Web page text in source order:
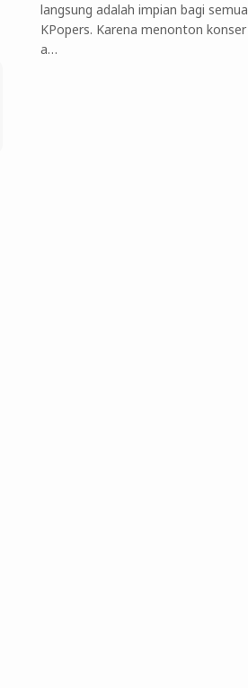
langsung adalah impian bagi semua
KPopers. Karena menonton konser
a…